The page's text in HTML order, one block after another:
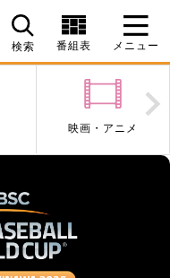
検索 番組表 メニュー
映画・アニメ